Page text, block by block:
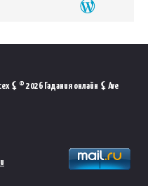
⚸ © 2026 Гадания онлайн ⚸ Ave